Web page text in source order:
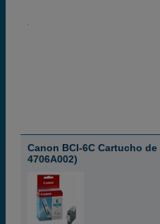
Canon BCI-6C Cartucho
4706A002)